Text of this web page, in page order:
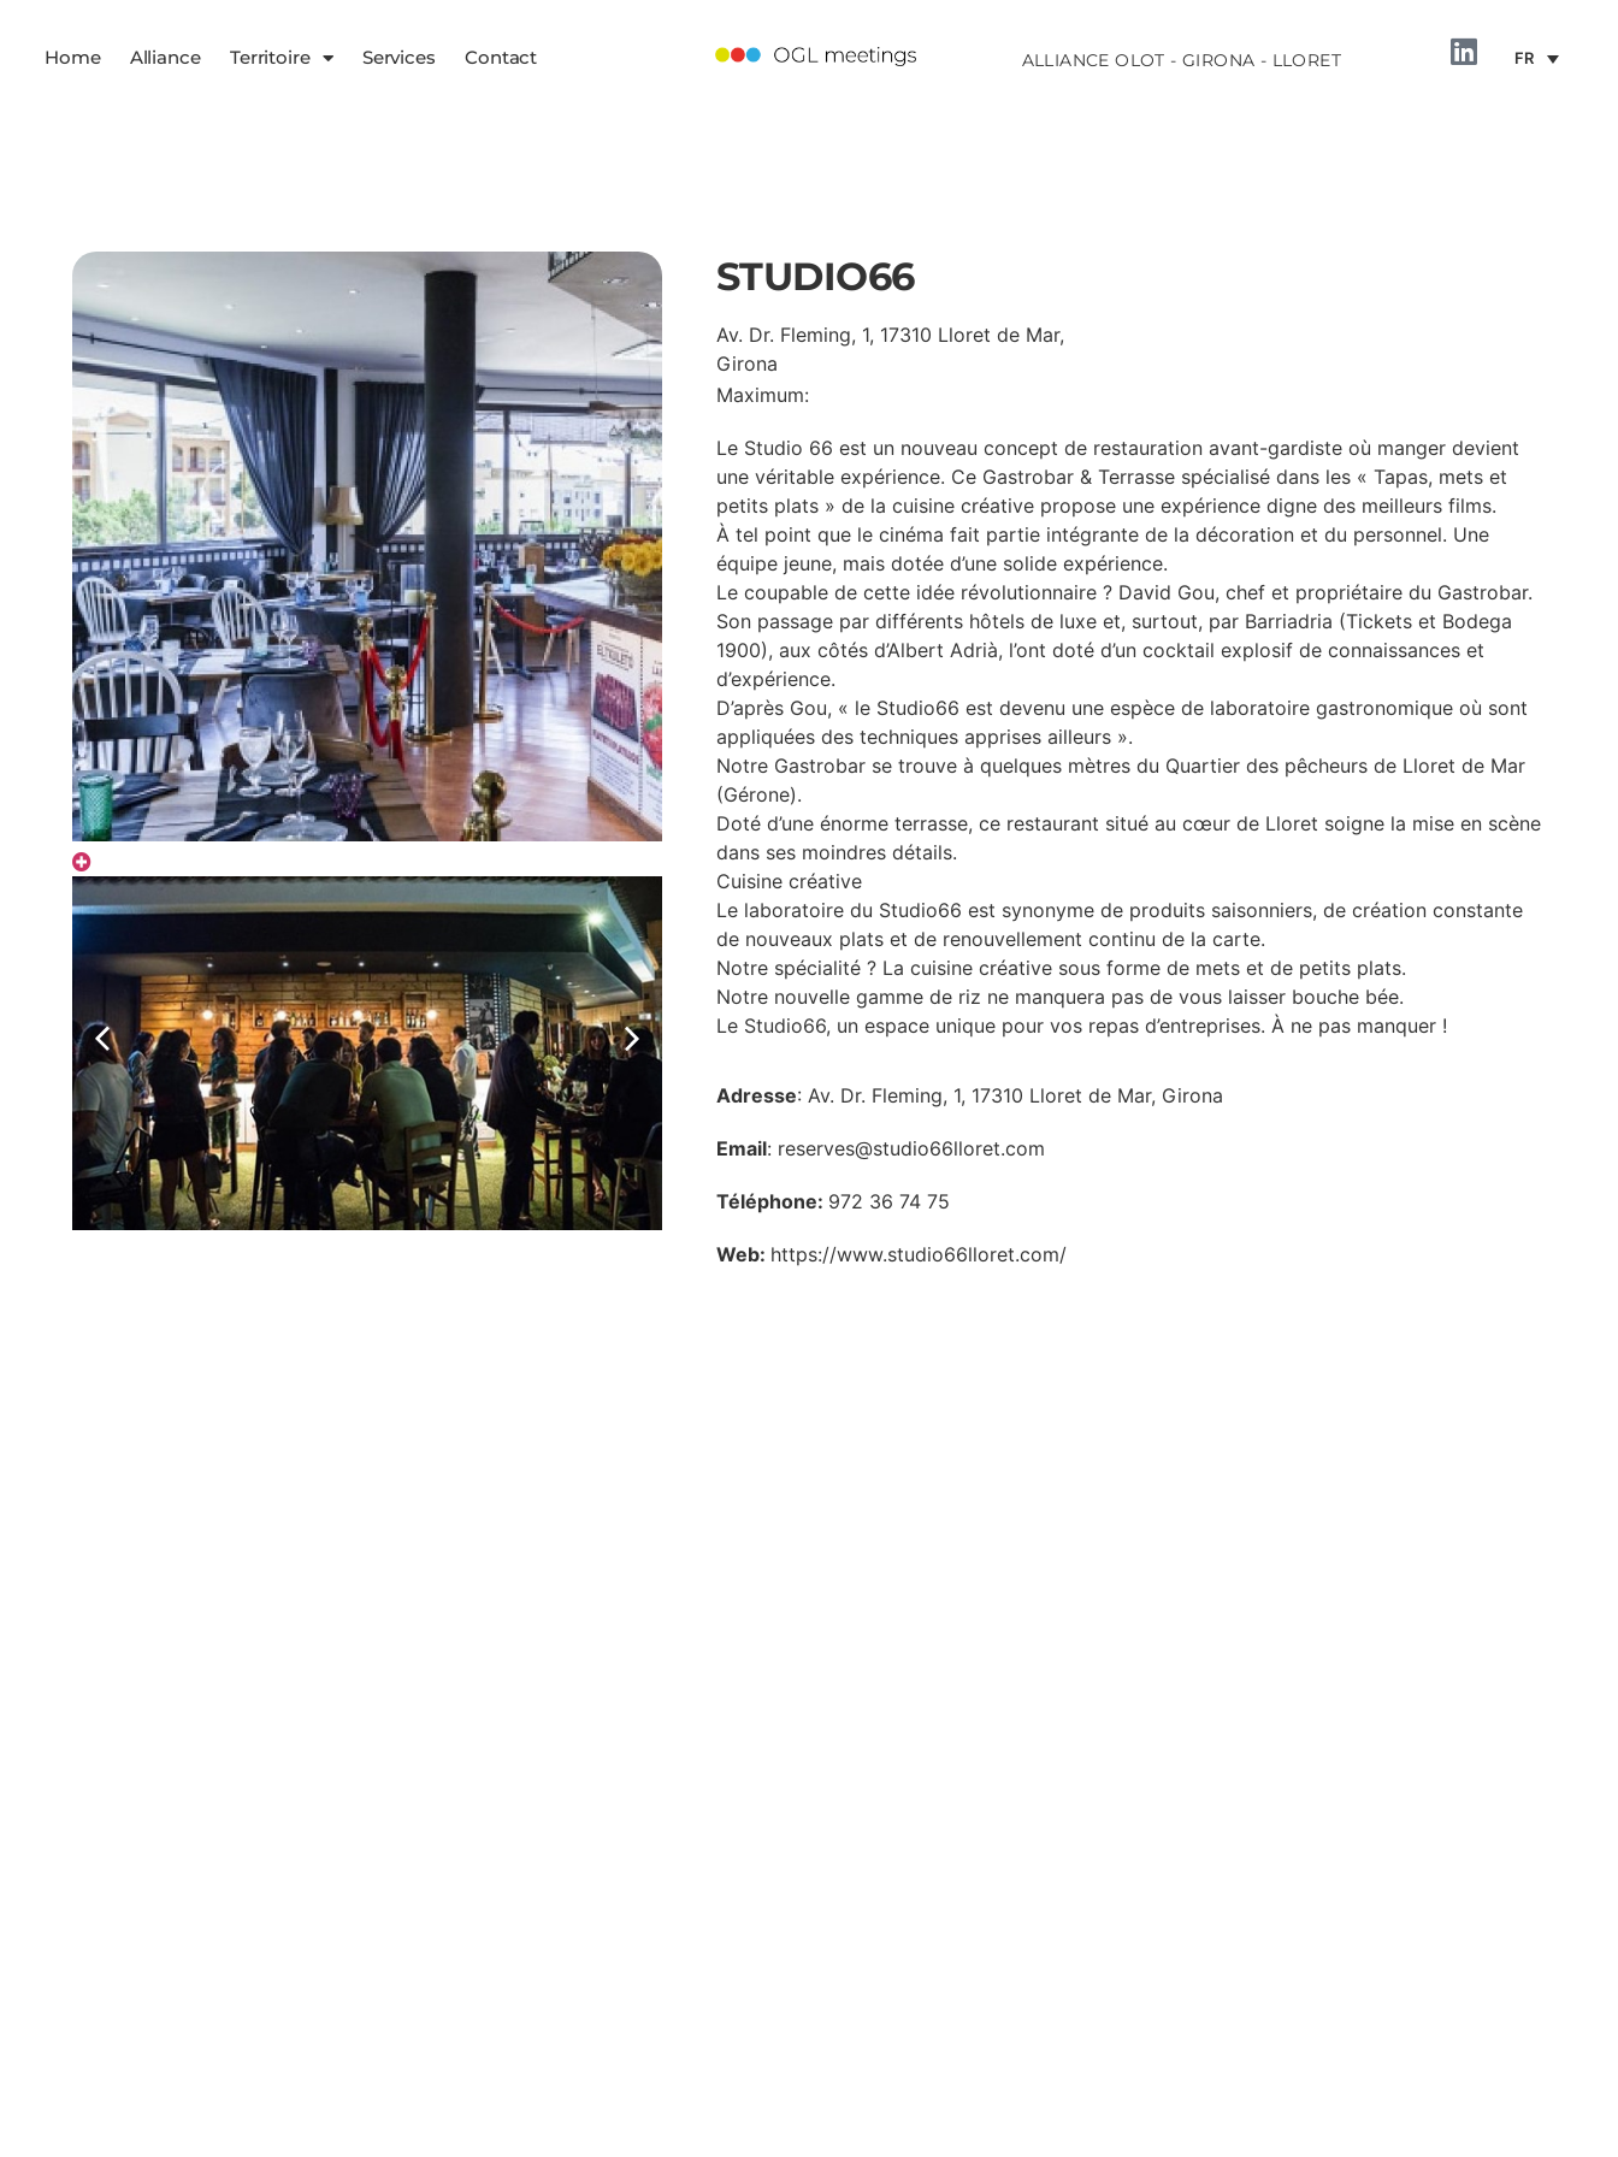
Home Alliance Territoire Services Contact ALLIANCE OLOT - GIRONA - LLORET FR
STUDIO66
Av. Dr. Fleming, 1, 17310 Lloret de Mar,
Girona
Maximum:
Le Studio 66 est un nouveau concept de restauration avant-gardiste où manger devient
une véritable expérience. Ce Gastrobar & Terrasse spécialisé dans les « Tapas, mets et
petits plats » de la cuisine créative propose une expérience digne des meilleurs films.
À tel point que le cinéma fait partie intégrante de la décoration et du personnel. Une
équipe jeune, mais dotée d’une solide expérience.
Le coupable de cette idée révolutionnaire ? David Gou, chef et propriétaire du Gastrobar.
Son passage par différents hôtels de luxe et, surtout, par Barriadria (Tickets et Bodega
1900), aux côtés d’Albert Adrià, l’ont doté d’un cocktail explosif de connaissances et
d’expérience.
D’après Gou, « le Studio66 est devenu une espèce de laboratoire gastronomique où sont
appliquées des techniques apprises ailleurs ».
Notre Gastrobar se trouve à quelques mètres du Quartier des pêcheurs de Lloret de Mar
(Gérone).
Doté d’une énorme terrasse, ce restaurant situé au cœur de Lloret soigne la mise en scène
dans ses moindres détails.
Cuisine créative
Le laboratoire du Studio66 est synonyme de produits saisonniers, de création constante
de nouveaux plats et de renouvellement continu de la carte.
Notre spécialité ? La cuisine créative sous forme de mets et de petits plats.
Notre nouvelle gamme de riz ne manquera pas de vous laisser bouche bée.
Le Studio66, un espace unique pour vos repas d’entreprises. À ne pas manquer !
Adresse: Av. Dr. Fleming, 1, 17310 Lloret de Mar, Girona
Email: reserves@studio66lloret.com
Téléphone: 972 36 74 75
Web: https://www.studio66lloret.com/